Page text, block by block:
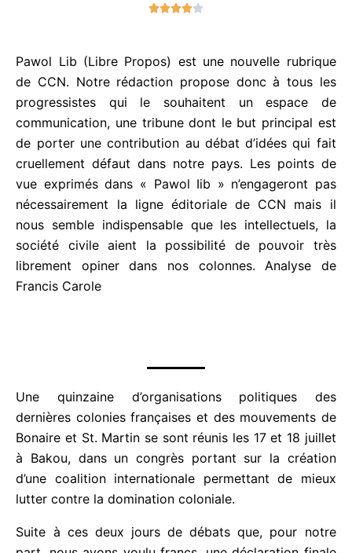
o
s
u
r
Pawol Lib (Libre Propos) est une nouvelle rubrique
de CCN. Notre rédaction propose donc à tous les
progressistes qui le souhaitent un espace de
communication, une tribune dont le but principal
est de porter une contribution au débat d’idées qui
fait cruellement défaut dans notre pays. Les points
de vue exprimés dans « Pawol Iib » n’engageront
pas nécessairement la ligne éditoriale de CCN mais
il nous semble indispensable que les intellectuels, la
société civile aient la possibilité de pouvoir très
librement opiner dans nos colonnes. Analyse de
Francis Carole
Une quinzaine d’organisations politiques des
dernières colonies françaises et des mouvements
de Bonaire et St. Martin se sont réunis les 17 et 18
juillet à Bakou, dans un congrès portant sur la
création d’une coalition internationale permettant
de mieux lutter contre la domination coloniale.
Suite à ces deux jours de débats que, pour notre
part, nous avons voulu francs, une déclaration